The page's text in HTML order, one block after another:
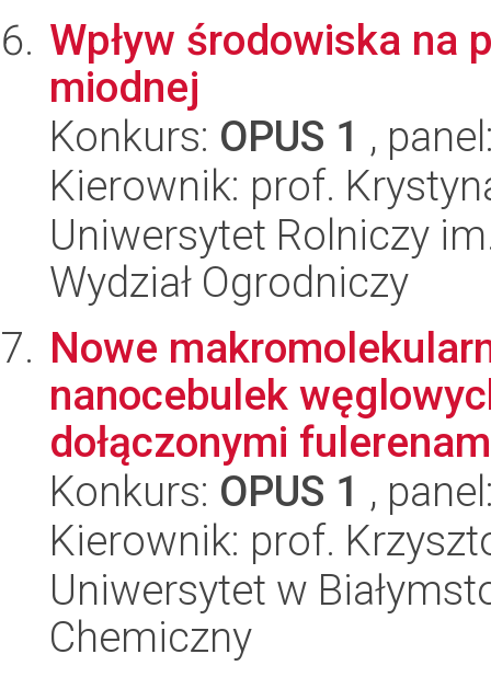
Wpływ środowiska na
miodnej
Konkurs: OPUS 1 ,
Kierownik: prof.
Uniwersytet Rolniczy
Wydział Ogrodniczy
Nowe
nanocebulek
dołączonymi
Konkurs: OPUS 1 ,
Kierownik: prof.
Uniwersytet w
Chemiczny